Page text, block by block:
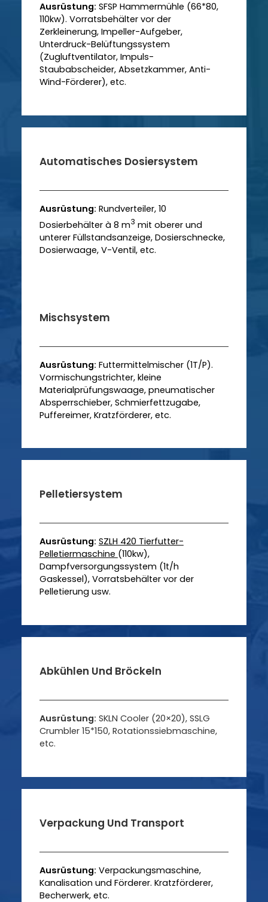
Ausrüstung: SFSP Hammermühle (66*80,
110kw). Vorratsbehälter vor der
Zerkleinerung, Impeller-Aufgeber,
Unterdruck-Belüftungssystem
(Zugluftventilator, Impuls-
Staubabscheider, Absetzkammer, Anti-
Wind-Förderer), etc.
Automatisches Dosiersystem
Ausrüstung: Rundverteiler, 10
Dosierbehälter à 8 m3 mit oberer und
unterer Füllstandsanzeige, Dosierschnecke,
Dosierwaage, V-Ventil, etc.
Mischsystem
Ausrüstung: Futtermittelmischer (1T/P).
Vormischungstrichter, kleine
Materialprüfungswaage, pneumatischer
Absperrschieber, Schmierfettzugabe,
Puffereimer, Kratzförderer, etc.
Pelletiersystem
Ausrüstung: SZLH 420 Tierfutter-
Pelletiermaschine (110kw),
Dampfversorgungssystem (1t/h
Gaskessel), Vorratsbehälter vor der
Pelletierung usw.
Abkühlen Und Bröckeln
Ausrüstung: SKLN Cooler (20×20), SSLG
Crumbler 15*150, Rotationssiebmaschine,
etc.
Verpackung Und Transport
Ausrüstung: Verpackungsmaschine,
Kanalisation und Förderer. Kratzförderer,
Becherwerk, etc.